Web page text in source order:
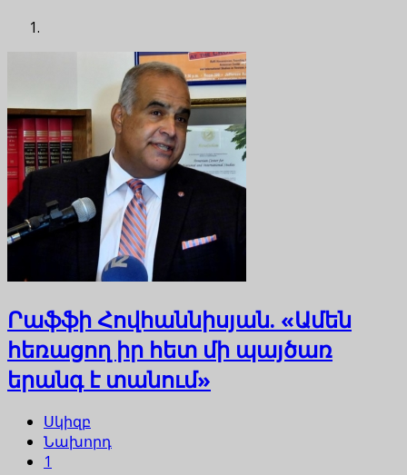
Րաֆֆի Հովհաննիսյան. «Ամեն
հեռացող իր հետ մի պայծառ
երանգ է տանում»
Սկիզբ
Նախորդ
1